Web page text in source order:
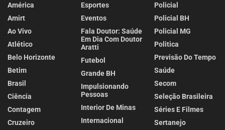
América
Amirt
Ao Vivo
Atlético
Belo Horizonte
Betim
Brasil
Ciência
Contagem
Cruzeiro
Esportes
Eventos
Fala Doutor: Saúde
Em Dia Com Doutor
Aratti
Futebol
Grande BH
Impulsionando
Pessoas
Interior De Minas
Internacional
Policial
Policial BH
Policial MG
Politica
Previsão Do Tempo
Saúde
Secom
Seleção Brasileira
Séries E Filmes
Sertanejo